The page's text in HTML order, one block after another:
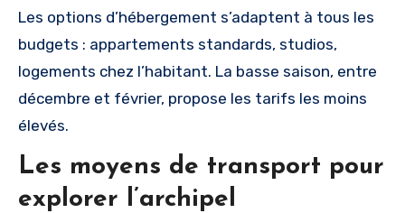
Les options d’hébergement s’adaptent à tous les
budgets : appartements standards, studios,
logements chez l’habitant. La basse saison, entre
décembre et février, propose les tarifs les moins
élevés.
Les moyens de transport pour
explorer l’archipel